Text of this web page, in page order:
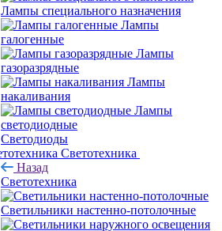
Лампы специального назначения
Лампы
галогенные
Лампы
газоразрядные
Лампы
накаливания
Лампы
светодиодные
Светодиоды
Светотехника
Назад
Светотехника
Светильники настенно-потолочные